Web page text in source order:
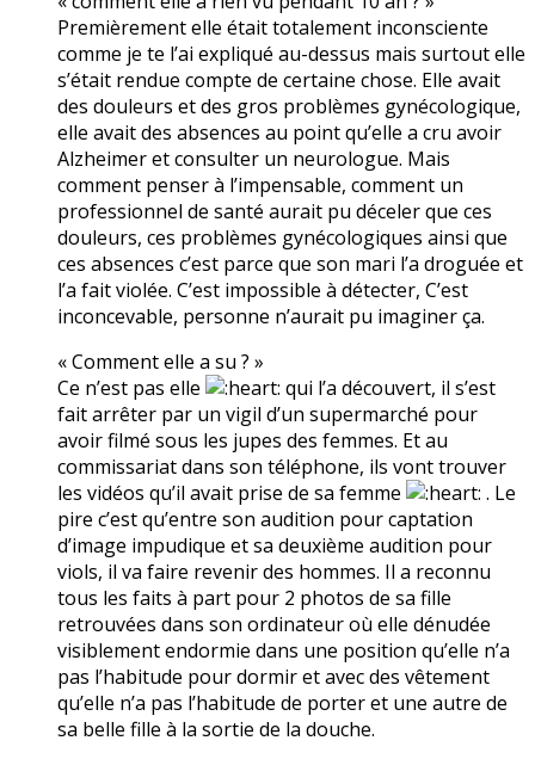
Premièrement elle était totalement inconsciente
comme je te l’ai expliqué au-dessus mais surtout elle
s’était rendue compte de certaine chose. Elle avait
des douleurs et des gros problèmes gynécologique,
elle avait des absences au point qu’elle a cru avoir
Alzheimer et consulter un neurologue. Mais
comment penser à l’impensable, comment un
professionnel de santé aurait pu déceler que ces
douleurs, ces problèmes gynécologiques ainsi que
ces absences c’est parce que son mari l’a droguée et
l’a fait violée. C’est impossible à détecter, C’est
inconcevable, personne n’aurait pu imaginer ça.
« Comment elle a su ? »
Ce n’est pas elle
qui l’a découvert, il s’est
fait arrêter par un vigil d’un supermarché pour
avoir filmé sous les jupes des femmes. Et au
commissariat dans son téléphone, ils vont trouver
les vidéos qu’il avait prise de sa femme
. Le
pire c’est qu’entre son audition pour captation
d’image impudique et sa deuxième audition pour
viols, il va faire revenir des hommes. Il a reconnu
tous les faits à part pour 2 photos de sa fille
retrouvées dans son ordinateur où elle dénudée
visiblement endormie dans une position qu’elle n’a
pas l’habitude pour dormir et avec des vêtement
qu’elle n’a pas l’habitude de porter et une autre de
sa belle fille à la sortie de la douche.